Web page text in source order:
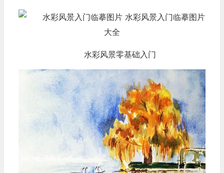
水彩风景零基础入门